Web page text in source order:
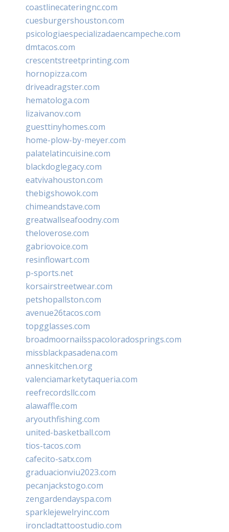
coastlinecateringnc.com
cuesburgershouston.com
psicologiaespecializadaencampeche.com
dmtacos.com
crescentstreetprinting.com
hornopizza.com
driveadragster.com
hematologa.com
lizaivanov.com
guesttinyhomes.com
home-plow-by-meyer.com
palatelatincuisine.com
blackdoglegacy.com
eatvivahouston.com
thebigshowok.com
chimeandstave.com
greatwallseafoodny.com
theloverose.com
gabriovoice.com
resinflowart.com
p-sports.net
korsairstreetwear.com
petshopallston.com
avenue26tacos.com
topgglasses.com
broadmoornailsspacoloradosprings.com
missblackpasadena.com
anneskitchen.org
valenciamarketytaqueria.com
reefrecordsllc.com
alawaffle.com
aryouthfishing.com
united-basketball.com
tios-tacos.com
cafecito-satx.com
graduacionviu2023.com
pecanjackstogo.com
zengardendayspa.com
sparklejewelryinc.com
ironcladtattoostudio.com